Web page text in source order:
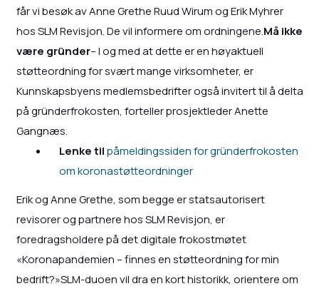
får vi besøk av Anne Grethe Ruud Wirum og Erik Myhrer
hos SLM Revisjon. De vil informere om ordningene.Må ikke
være gründer– I og med at dette er en høyaktuell
støtteordning for svært mange virksomheter, er
Kunnskapsbyens medlemsbedrifter også invitert til å delta
på gründerfrokosten, forteller prosjektleder Anette
Gangnæs.
Lenke tilpåmeldingssiden for gründerfrokosten
om koronastøtteordninger
Erik og Anne Grethe, som begge er statsautorisert
revisorer og partnere hos SLM Revisjon, er
foredragsholdere på det digitale frokostmøtet
«Koronapandemien – finnes en støtteordning for min
bedrift?»SLM-duoen vil dra en kort historikk, orientere om